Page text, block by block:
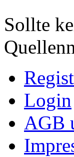
Sollte
Login
AGB